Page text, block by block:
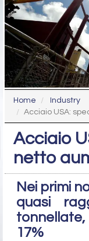
Home
Industry
Acciaio USA:
Acciaio
netto
Nei primi
quasi
17%